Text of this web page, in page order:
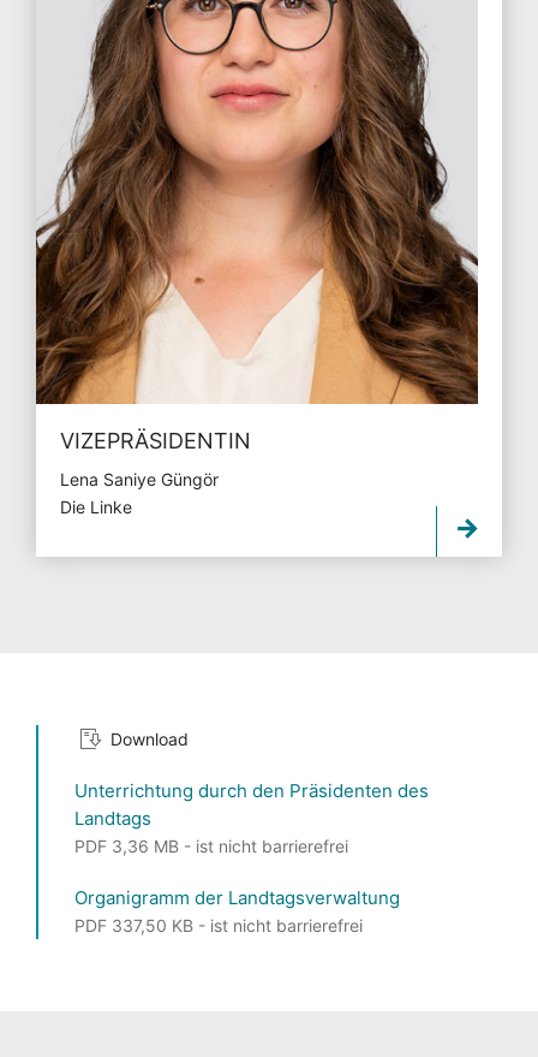
VIZEPRÄSIDENTIN
Lena Saniye Güngör
Die Linke
Download
Unterrichtung durch den Präsidenten des
Landtags
PDF 3,36 MB - ist nicht barrierefrei
Organigramm der Landtagsverwaltung
PDF 337,50 KB - ist nicht barrierefrei